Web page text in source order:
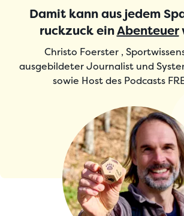
Damit kann aus jedem
ruckzuck einAbenteuer
Christo Foerster ,
ausgebildeter Journalist und
sowie Host des Podcasts